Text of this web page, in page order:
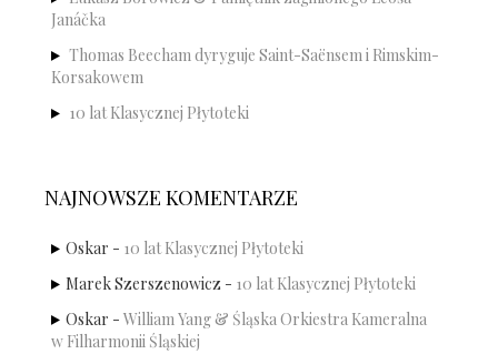
Janáčka
Thomas Beecham dyryguje Saint-Saënsem i Rimskim-
Korsakowem
10 lat Klasycznej Płytoteki
NAJNOWSZE KOMENTARZE
Oskar - 10 lat Klasycznej Płytoteki
Marek Szerszenowicz - 10 lat Klasycznej Płytoteki
Oskar - William Yang & Śląska Orkiestra Kameralna
w Filharmonii Śląskiej